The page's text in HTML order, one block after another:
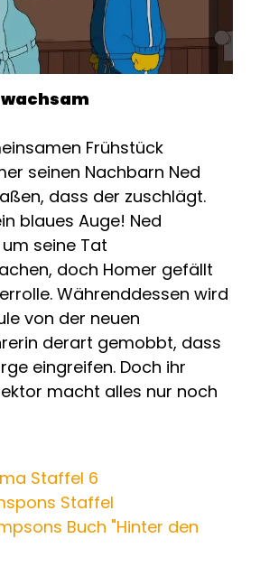
Frühstück
seinen Nachbarn Ned
dass der zuschlägt.
blaues Auge! Ned
seine Tat
doch Homer gefällt
Währenddessen wird
von der neuen
derart gemobbt, dass
eingreifen. Doch ihr
macht alles nur noch